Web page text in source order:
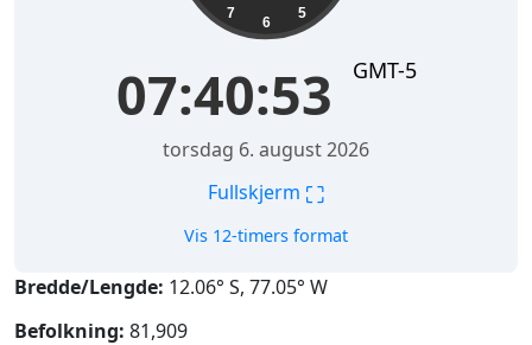
5
6
7
07:40:53 GMT-5
torsdag 6. august 2026
Fullskjerm ⛶
Vis 12-timers format
Bredde/Lengde: 12.06° S, 77.05° W
Befolkning: 81,909